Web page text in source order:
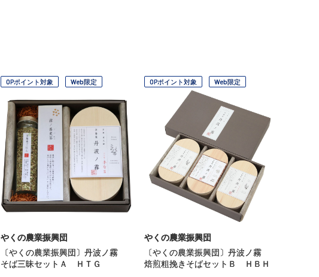
OPポイント対象 Web限定
やくの農業振興団
〔やくの農業振興団〕丹波ノ霧
そば三昧セットＡ ＨＴＧ
OPポイント対象 Web限定
やくの農業振興団
〔やくの農業振興団〕丹波ノ霧
焙煎粗挽きそばセットＢ ＨＢＨ